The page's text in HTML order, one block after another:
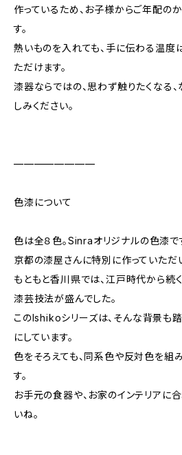
作っているため、お子様からご年配の
す。
熱いものを入れても、手に伝わる温度
ただけます。
漆器ならではの、思わず触りたくなる
しみください。
————————
色漆について
色は全８色。Sinraオリジナルの色漆で
京都の漆屋さんに特別に作っていただ
もともと香川県では、江戸時代から続
漆芸技法が盛んでした。
このIshikoシリーズは、そんな背景も
にしています。
色をそろえても、同系色や反対色を組
す。
お手元の食器や、お家のインテリアに
いね。